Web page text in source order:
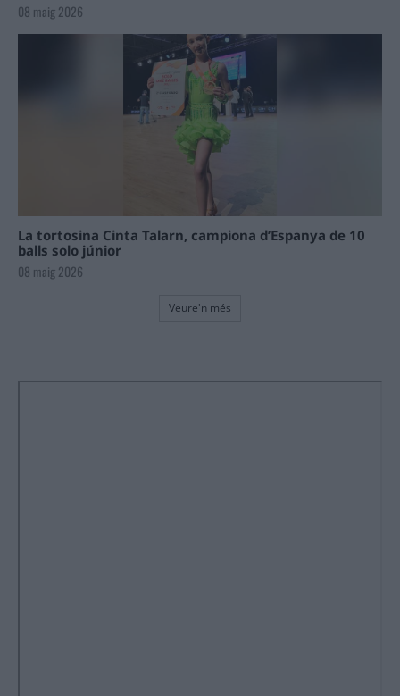
08 maig 2026
La tortosina Cinta Talarn, campiona d’Espanya de 10
balls solo júnior
08 maig 2026
Veure'n més